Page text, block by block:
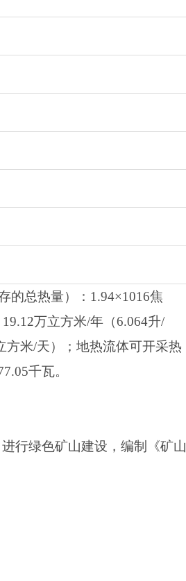
的总热量）：1.94×1016焦
万立方米/年（6.064升/
方米/天）；地热流体可开采热
千瓦。
行绿色矿山建设，编制《矿山